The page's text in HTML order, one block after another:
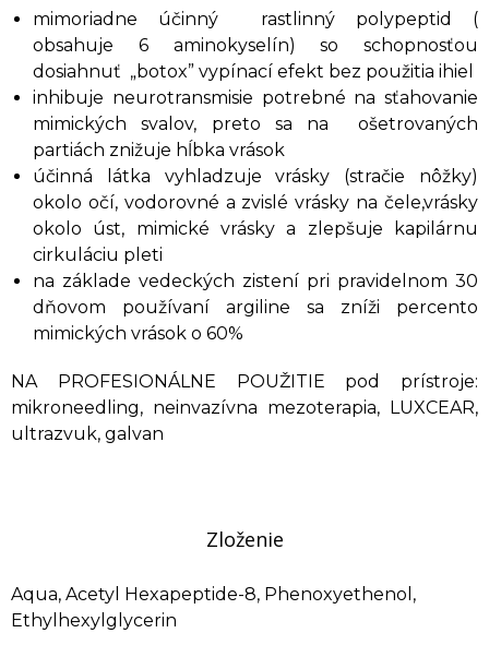
mimoriadne účinný rastlinný polypeptid (
obsahuje 6 aminokyselín) so schopnosťou
dosiahnuť „botox” vypínací efekt bez použitia ihiel
inhibuje neurotransmisie potrebné na sťahovanie
mimických svalov, preto sa na ošetrovaných
partiách znižuje hĺbka vrások
účinná látka vyhladzuje vrásky (stračie nôžky)
okolo očí, vodorovné a zvislé vrásky na čele,vrásky
okolo úst, mimické vrásky a zlepšuje kapilárnu
cirkuláciu pleti
na základe vedeckých zistení pri pravidelnom 30
dňovom používaní argiline sa zníži percento
mimických vrások o 60%
NA PROFESIONÁLNE POUŽITIE pod prístroje:
mikroneedling, neinvazívna mezoterapia, LUXCEAR,
ultrazvuk, galvan
Zloženie
Aqua, Acetyl Hexapeptide-8, Phenoxyethenol,
Ethylhexylglycerin